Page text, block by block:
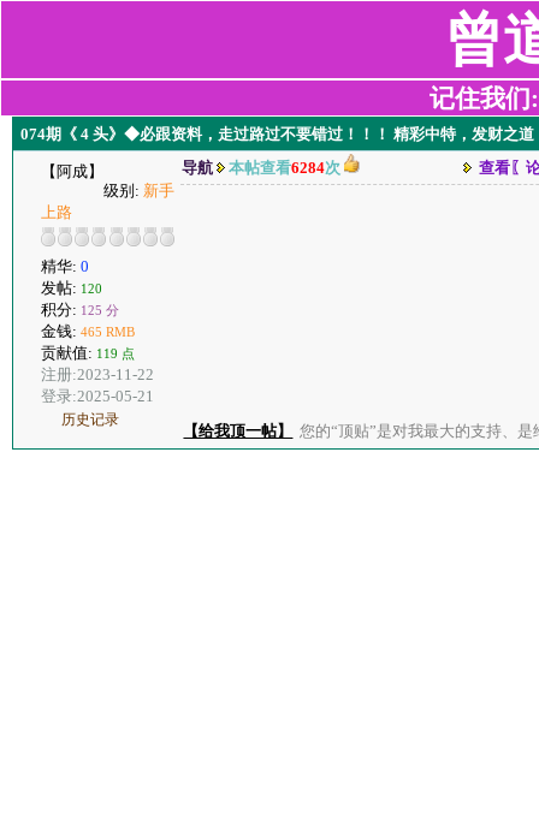
曾
记住我们
074期《 4 头》◆必跟资料，走过路过不要错过！！！ 精彩中特，发财之道
【阿成】
级别: 新手
上路
精华: 0
发帖: 120
积分: 125 分
金钱: 465 RMB
贡献值: 119 点
注册:2023-11-22
登录:2025-05-21
历史记录
导航 本帖查看6284次 查看〖
【给我顶一帖】 您的“顶贴”是对我最大的支持、